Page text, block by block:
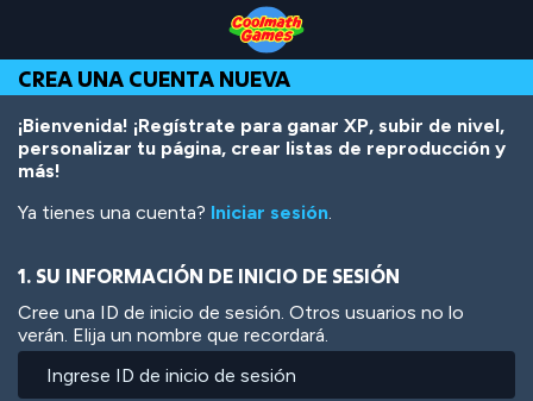
Top
of
Page
Navigation
Main
Content
Footer
contenido
principal
CREA UNA CUENTA NUEVA
¡Bienvenida! ¡Regístrate para ganar XP, subir de nivel,
personalizar tu página, crear listas de reproducción y
más!
Ya tienes una cuenta? Iniciar sesión.
1. SU INFORMACIÓN DE INICIO DE SESIÓN
Cree una ID de inicio de sesión. Otros usuarios no lo
verán. Elija un nombre que recordará.